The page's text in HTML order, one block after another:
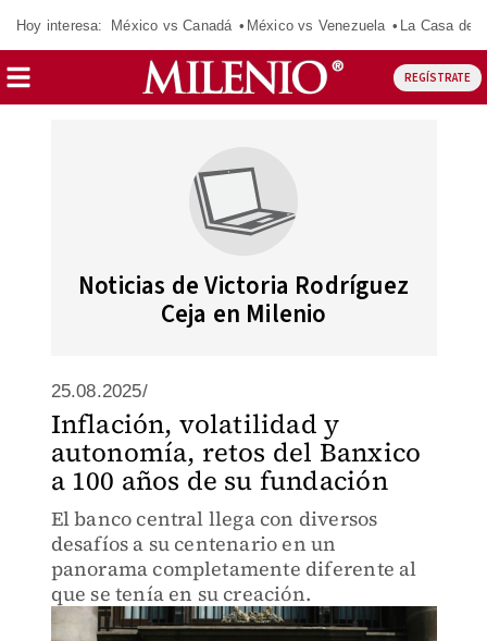
Hoy interesa: México vs Canadá México vs Venezuela La Casa de
REGÍSTRATE
Noticias de Victoria Rodríguez
Ceja en Milenio
25.08.2025/
Inflación, volatilidad y
autonomía, retos del Banxico
a 100 años de su fundación
El banco central llega con diversos
desafíos a su centenario en un
panorama completamente diferente al
que se tenía en su creación.